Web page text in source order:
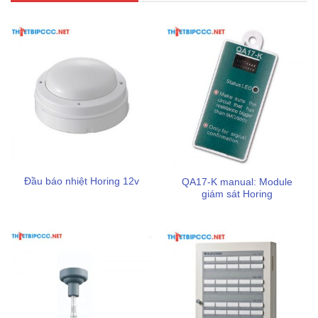
Quản lý vùng độc lập:
Mỗi zone đều có chức năng vô
hiệu hóa riêng biệt cho phép kỹ thuật viên dễ dàng cô
lập khu vực đang thi công mà không làm gián đoạn việc
giám sát các vùng còn lại.
Lời khuyên khi lắp đặt và sử dụng
Đầu báo nhiệt Horing 12v
QA17-K manual: Module
giám sát Horing